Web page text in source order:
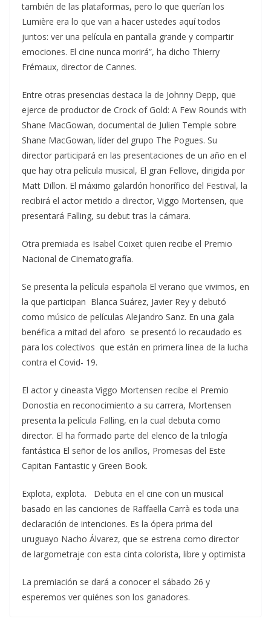
también de las plataformas, pero lo que querían los
Lumière era lo que van a hacer ustedes aquí todos
juntos: ver una película en pantalla grande y compartir
emociones. El cine nunca morirá”, ha dicho Thierry
Frémaux, director de Cannes.
Entre otras presencias destaca la de Johnny Depp, que
ejerce de productor de Crock of Gold: A Few Rounds with
Shane MacGowan, documental de Julien Temple sobre
Shane MacGowan, líder del grupo The Pogues. Su
director participará en las presentaciones de un año en el
que hay otra película musical, El gran Fellove, dirigida por
Matt Dillon. El máximo galardón honorífico del Festival, la
recibirá el actor metido a director, Viggo Mortensen, que
presentará Falling, su debut tras la cámara.
Otra premiada es Isabel Coixet quien recibe el Premio
Nacional de Cinematografía.
Se presenta la película española El verano que vivimos, en
la que participan Blanca Suárez, Javier Rey y debutó
como músico de películas Alejandro Sanz. En una gala
benéfica a mitad del aforo se presentó lo recaudado es
para los colectivos que están en primera línea de la lucha
contra el Covid- 19.
El actor y cineasta Viggo Mortensen recibe el Premio
Donostia en reconocimiento a su carrera, Mortensen
presenta la película Falling, en la cual debuta como
director. El ha formado parte del elenco de la trilogía
fantástica El señor de los anillos, Promesas del Este
Capitan Fantastic y Green Book.
Explota, explota. Debuta en el cine con un musical
basado en las canciones de Raffaella Carrà es toda una
declaración de intenciones. Es la ópera prima del
uruguayo Nacho Álvarez, que se estrena como director
de largometraje con esta cinta colorista, libre y optimista
La premiación se dará a conocer el sábado 26 y
esperemos ver quiénes son los ganadores.